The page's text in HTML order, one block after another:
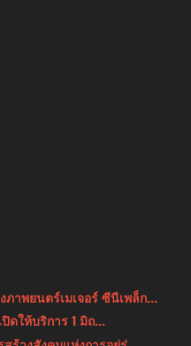
ภาพยนตร์เมเจอร์ ซีนีเพล็ก...
ดให้บริการ 1 มิถ...